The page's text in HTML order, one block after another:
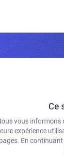
Ce
vous informons
expérience
pages. En